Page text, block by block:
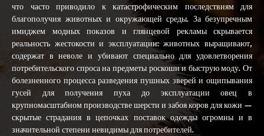
что часто приводило к катастрофическим последствиям для
благополучия животных и окружающей среды. За безупречным
имиджем модных показов и глянцевой рекламы скрывается
реальность жестокости и эксплуатации: животных выращивают,
содержат в неволе и убивают специально для удовлетворения
потребительского спроса на предметы роскоши и быструю моду. От
болезненного процесса разведения пушных зверей и ощипывания
гусей для получения пуха до эксплуатации овец в
крупномасштабном производстве шерсти и забоя коров для кожи —
скрытые страдания в цепочках поставок одежды огромны и в
значительной степени невидимы для потребителей.